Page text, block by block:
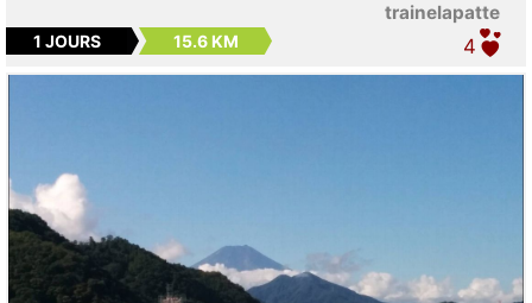
trainelapatte
1 JOURS 15.6 KM 4